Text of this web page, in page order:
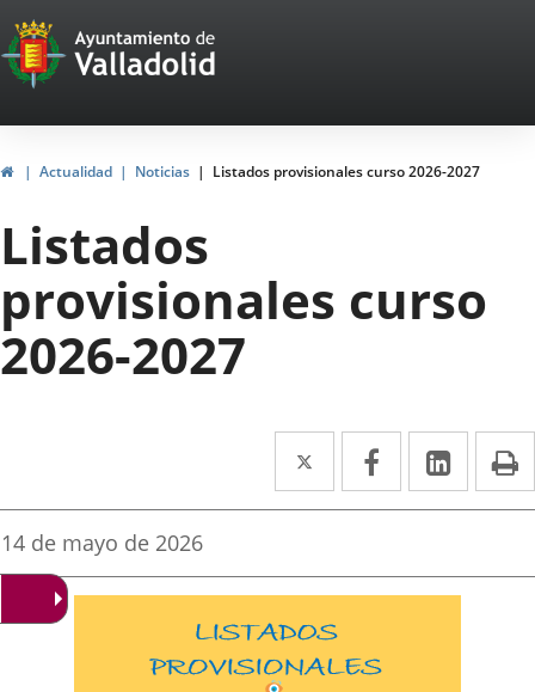
Portal
Web
del
Ayuntamiento
de
Valladolid
InicioActualidad Noticias Listados provisionales curso 2026-2027
Listados
provisionales curso
2026-2027
Twitter
Enlace
a
aplicación
externa.
Facebook
Enlace
a
aplicación
Enlace
a
Fecha
la
noticia
14 de mayo de 2026